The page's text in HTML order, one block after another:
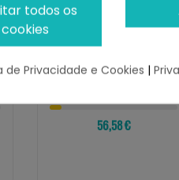
HARPER AND BONE
Grain Free Adult Mini
56,58 €
todos os
cookies
de Privacidade e Cookies |